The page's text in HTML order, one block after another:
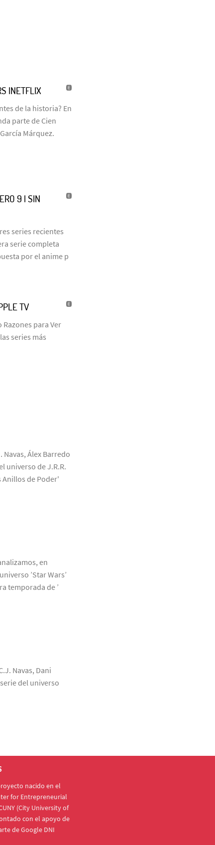
|NETFLIX
de la historia? En
parte de Cien
Márquez.
9 | SIN
series recientes
serie completa
por el anime p
TV
Razones para Ver
series más
Álex Barredo
universo de J.R.R.
Anillos de Poder'
en
’Star Wars’
temporada de ’
Navas, Dani
del universo
nacido en el
for Entrepreneurial
(City University of
con el apoyo de
de Google DNI